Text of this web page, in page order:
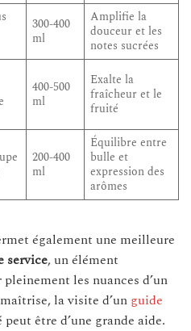
300-400
ml
Amplifie la
douceur et les
notes sucrées
400-500
ml
Exalte la
fraîcheur et le
fruité
200-400
ml
Équilibre entre
bulle et
expression des
arômes
également une meilleure
service, un élément
les nuances d’un
la visite d’un guide
être d’une grande aide.